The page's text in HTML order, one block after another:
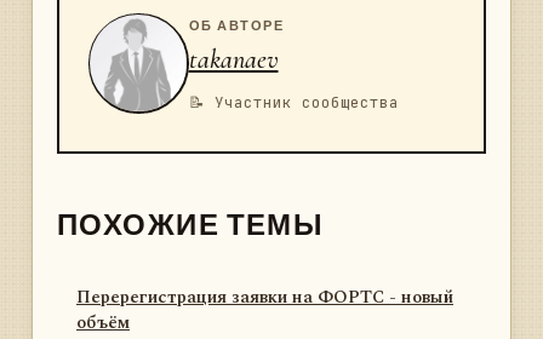
ОБ АВТОРЕ
takanaev
📝 Участник сообщества
ПОХОЖИЕ ТЕМЫ
Перерегистрация заявки на ФОРТС - новый
объём